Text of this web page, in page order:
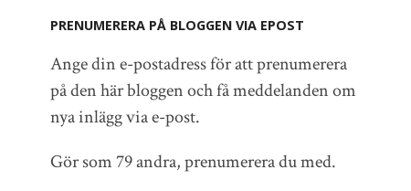
PRENUMERERA PÅ BLOGGEN VIA EPOST
Ange din e-postadress för att prenumerera
på den här bloggen och få meddelanden om
nya inlägg via e-post.
Gör som 79 andra, prenumerera du med.